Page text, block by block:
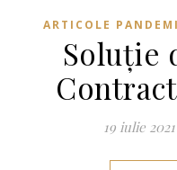
ARTICOLE
Soluție
19 iulie 2021